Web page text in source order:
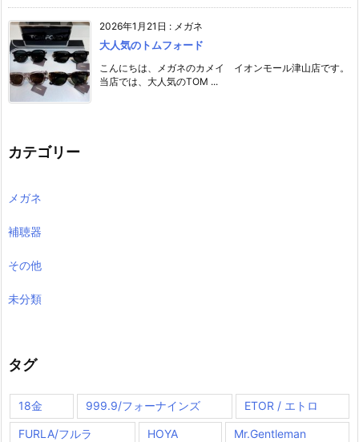
2026年1月21日 : メガネ
大人気のトムフォード
こんにちは、メガネのカメイ イオンモール津山店です。
当店では、大人気のTOM ...
カテゴリー
メガネ
補聴器
その他
未分類
タグ
18金 999.9/フォーナインズ ETOR / エトロ
FURLA/フルラ HOYA Mr.Gentleman